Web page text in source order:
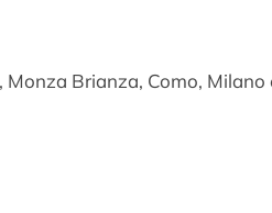
Brianza, Como, Milano